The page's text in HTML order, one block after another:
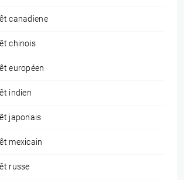
canadiene
chinois
européen
indien
japonais
mexicain
russe